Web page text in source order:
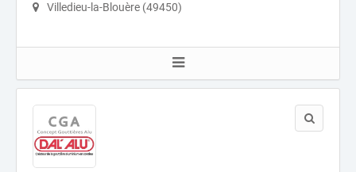
Villedieu-la-Blouère (49450)